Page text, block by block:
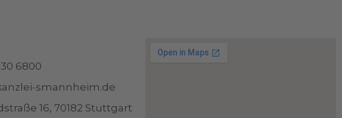
6800
smannheim.de
16, 70182 Stuttgart